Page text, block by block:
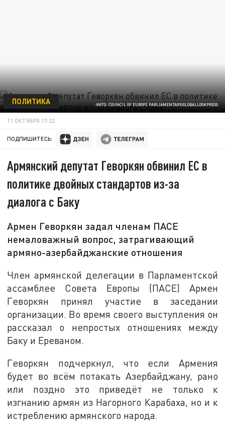
ФОТО: COUNCIL OF EUROPE PARLIAMENTARY/GLOBALLOOKPRESS
ПОЛИТИКА
11 ОКТЯБРЯ 17:22
ПОДПИШИТЕСЬ:
Армянский депутат Геворкян обвинил ЕС в
политике двойных стандартов из-за
диалога с Баку
Армен Геворкян задал членам ПАСЕ
немаловажный вопрос, затрагивающий
армяно-азербайджанские отношения
Член армянской делегации в Парламентской
ассамблее Совета Европы (ПАСЕ) Армен
Геворкян принял участие в заседании
организации. Во время своего выступления он
рассказал о непростых отношениях между
Баку и Ереваном.
Геворкян подчеркнул, что если Армения
будет во всём потакать Азербайджану, рано
или поздно это приведёт не только к
изгнанию армян из Нагорного Карабаха, но и к
истреблению армянского народа.